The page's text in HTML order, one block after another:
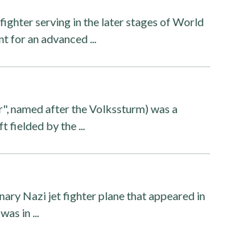
serving in the later stages of World
for an advanced ...
named after the Volkssturm) was a
fielded by the ...
Nazi jet fighter plane that appeared in
in ...